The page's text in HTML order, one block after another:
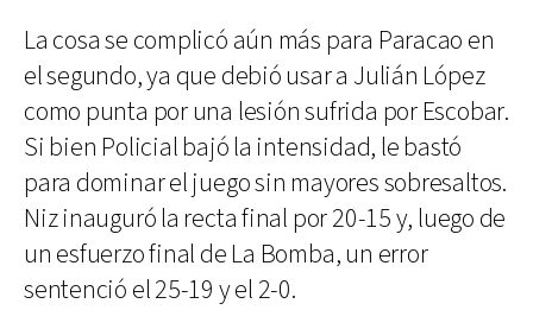
La cosa se complicó aún más para Paracao en
el segundo, ya que debió usar a Julián López
como punta por una lesión sufrida por Escobar.
Si bien Policial bajó la intensidad, le bastó
para dominar el juego sin mayores sobresaltos.
Niz inauguró la recta final por 20-15 y, luego de
un esfuerzo final de La Bomba, un error
sentenció el 25-19 y el 2-0.